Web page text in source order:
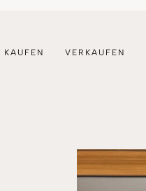
KAUFEN VERKAUFEN